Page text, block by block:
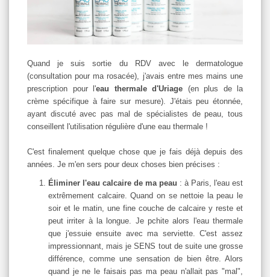
Quand je suis sortie du RDV avec le dermatologue
(consultation pour ma rosacée), j'avais entre mes mains une
prescription pour l'eau thermale d'Uriage (en plus de la
crème spécifique à faire sur mesure). J'étais peu étonnée,
ayant discuté avec pas mal de spécialistes de peau, tous
conseillent l'utilisation régulière d'une eau thermale !
C'est finalement quelque chose que je fais déjà depuis des
années. Je m'en sers pour deux choses bien précises :
Éliminer l'eau calcaire de ma peau : à Paris, l'eau est
extrêmement calcaire. Quand on se nettoie la peau le
soir et le matin, une fine couche de calcaire y reste et
peut irriter à la longue. Je pchite alors l'eau thermale
que j'essuie ensuite avec ma serviette. C'est assez
impressionnant, mais je SENS tout de suite une grosse
différence, comme une sensation de bien être. Alors
quand je ne le faisais pas ma peau n'allait pas "mal",